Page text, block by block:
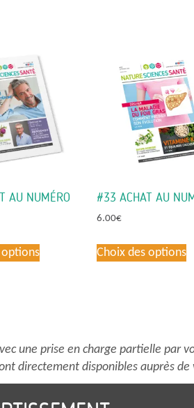
AU NUMÉRO
optionsproduit
options
peuvent
#33 ACHAT AU
6.00€
Choix des options
une prise en charge partielle par
directement disponibles auprès